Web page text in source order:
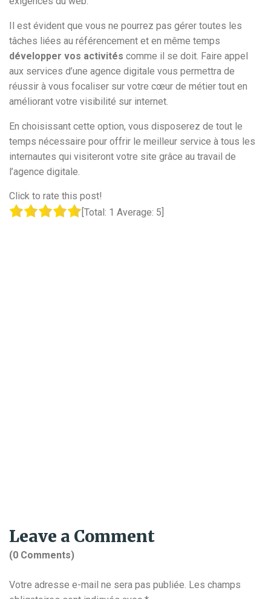
Il est évident que vous ne pourrez pas gérer toutes les
tâches liées au référencement et en même temps
développer vos activités comme il se doit. Faire appel
aux services d’une agence digitale vous permettra de
réussir à vous focaliser sur votre cœur de métier tout en
améliorant votre visibilité sur internet.
En choisissant cette option, vous disposerez de tout le
temps nécessaire pour offrir le meilleur service à tous les
internautes qui visiteront votre site grâce au travail de
l’agence digitale.
Click to rate this post!
[Total: 1 Average: 5
Leave a Comment
(0 Comments)
Votre adresse e-mail ne sera pas publiée. Les champs